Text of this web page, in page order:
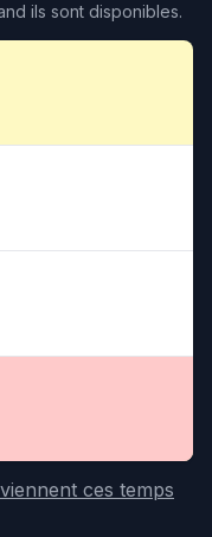
ils sont disponibles.
ces temps